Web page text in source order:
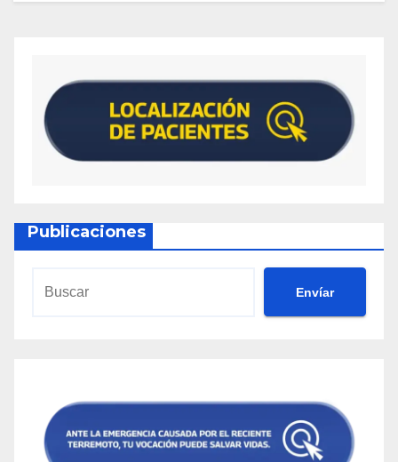
Publicaciones
Envíar